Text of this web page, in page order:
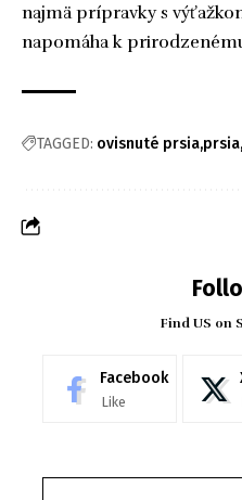
najmä prípravky s
napomáha k
TAGGED: ovisnuté prsia prsia
Find US on
Facebook
Like